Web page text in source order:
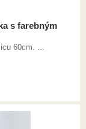
s farebným
60cm. ...